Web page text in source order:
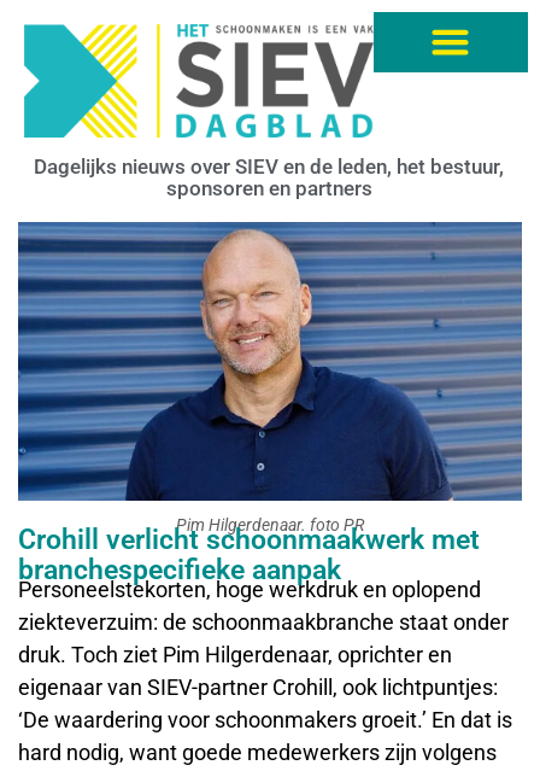
Dagelijks nieuws over SIEV en de leden, het bestuur,
sponsoren en partners
Pim Hilgerdenaar. foto PR
Crohill verlicht schoonmaakwerk met
branchespecifieke aanpak
Personeelstekorten, hoge werkdruk en oplopend
ziekteverzuim: de schoonmaakbranche staat onder
druk. Toch ziet Pim Hilgerdenaar, oprichter en
eigenaar van SIEV-partner Crohill, ook lichtpuntjes:
‘De waardering voor schoonmakers groeit.’ En dat is
hard nodig, want goede medewerkers zijn volgens